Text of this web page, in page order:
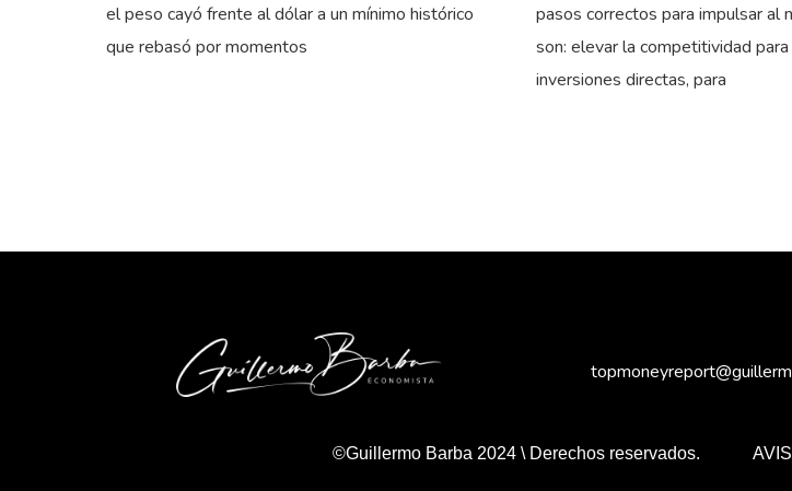
el peso cayó frente al dólar a un mínimo histórico
que rebasó por momentos
pasos correctos para impulsar al
son: elevar la competitividad
inversiones directas, para
©Guillermo Barba 2024 \ Derechos reservados.